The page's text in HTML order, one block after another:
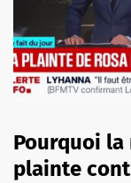
Pourquoi la
plainte